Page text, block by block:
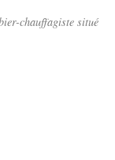
chauffagiste situé